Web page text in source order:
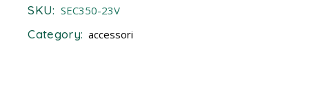
SKU: SEC350-23V
Category: accessori